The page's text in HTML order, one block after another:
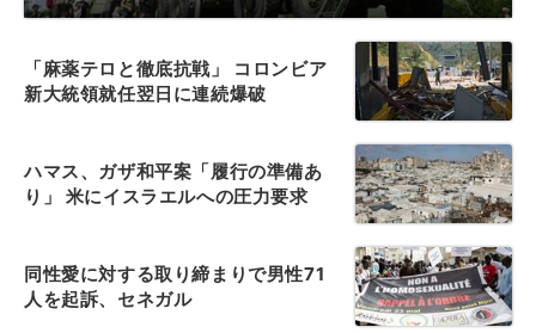
「麻薬テロと徹底抗戦」 コロンビア
新大統領就任翌日に連続爆破
ハマス、ガザ和平案「履行の準備あ
り」 米にイスラエルへの圧力要求
同性愛に対する取り締まりで男性71
人を起訴、セネガル